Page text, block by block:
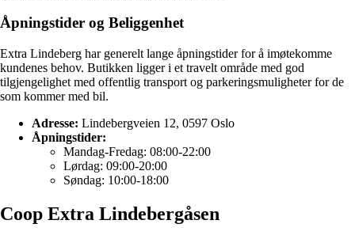
Åpningstider og Beliggenhet
Extra Lindeberg har generelt lange åpningstider for å imøtekomme
kundenes behov. Butikken ligger i et travelt område med god
tilgjengelighet med offentlig transport og parkeringsmuligheter for de
som kommer med bil.
Adresse: Lindebergveien 12, 0597 Oslo
Åpningstider:
Mandag-Fredag: 08:00-22:00
Lørdag: 09:00-20:00
Søndag: 10:00-18:00
Coop Extra Lindebergåsen